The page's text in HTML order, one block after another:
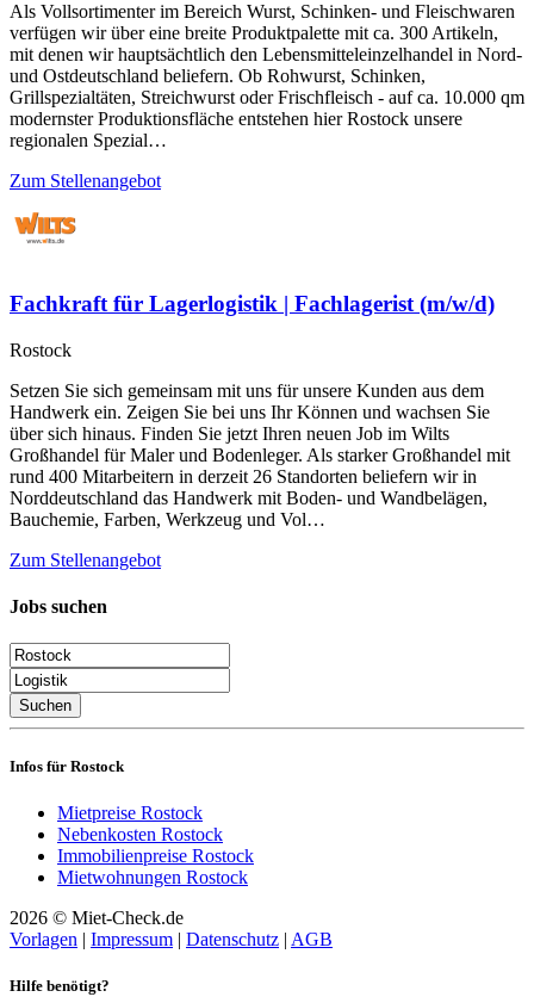
Als Vollsortimenter im Bereich Wurst, Schinken- und Fleischwaren
verfügen wir über eine breite Produktpalette mit ca. 300 Artikeln,
mit denen wir hauptsächtlich den Lebensmitteleinzelhandel in Nord-
und Ostdeutschland beliefern. Ob Rohwurst, Schinken,
Grillspezialtäten, Streichwurst oder Frischfleisch - auf ca. 10.000 qm
modernster Produktionsfläche entstehen hier Rostock unsere
regionalen Spezial…
Zum Stellenangebot
Fachkraft für Lagerlogistik | Fachlagerist (m/w/d)
Rostock
Setzen Sie sich gemeinsam mit uns für unsere Kunden aus dem
Handwerk ein. Zeigen Sie bei uns Ihr Können und wachsen Sie
über sich hinaus. Finden Sie jetzt Ihren neuen Job im Wilts
Großhandel für Maler und Bodenleger. Als starker Großhandel mit
rund 400 Mitarbeitern in derzeit 26 Standorten beliefern wir in
Norddeutschland das Handwerk mit Boden- und Wandbelägen,
Bauchemie, Farben, Werkzeug und Vol…
Zum Stellenangebot
Jobs suchen
Suchen
Infos für Rostock
Mietpreise Rostock
Nebenkosten Rostock
Immobilienpreise Rostock
Mietwohnungen Rostock
2026 © Miet-Check.de
Vorlagen | Impressum | Datenschutz | AGB
Hilfe benötigt?